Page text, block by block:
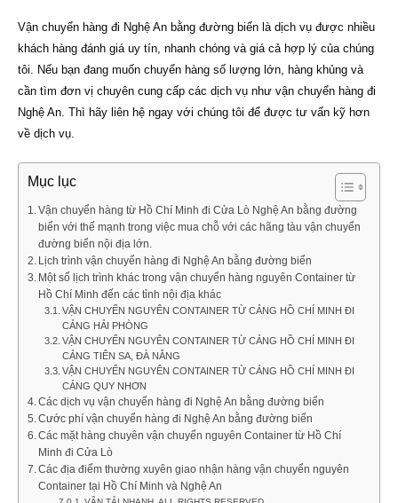
Vận chuyển hàng đi Nghệ An bằng đường biển là dịch vụ được nhiều
khách hàng đánh giá uy tín, nhanh chóng và giá cả hợp lý của chúng
tôi. Nếu bạn đang muốn chuyển hàng số lượng lớn, hàng khủng và
cần tìm đơn vị chuyên cung cấp các dịch vụ như vận chuyển hàng đi
Nghệ An. Thì hãy liên hệ ngay với chúng tôi để được tư vấn kỹ hơn
về dịch vụ.
Mục lục
Vận chuyển hàng từ Hồ Chí Minh đi Cửa Lò Nghệ An bằng đường
biển với thế mạnh trong việc mua chỗ với các hãng tàu vận chuyển
đường biển nội địa lớn.
Lịch trình vận chuyển hàng đi Nghệ An bằng đường biển
Một số lịch trình khác trong vận chuyển hàng nguyên Container từ
Hồ Chí Minh đến các tỉnh nội địa khác
VẬN CHUYỂN NGUYÊN CONTAINER TỪ CẢNG HỒ CHÍ MINH ĐI
CẢNG HẢI PHÒNG
VẬN CHUYỂN NGUYÊN CONTAINER TỪ CẢNG HỒ CHÍ MINH ĐI
CẢNG TIÊN SA, ĐÀ NẴNG
VẬN CHUYỂN NGUYÊN CONTAINER TỪ CẢNG HỒ CHÍ MINH ĐI
CẢNG QUY NHƠN
Các dịch vụ vận chuyển hàng đi Nghệ An bằng đường biển
Cước phí vận chuyển hàng đi Nghệ An bằng đường biển
Các mặt hàng chuyên vận chuyển nguyên Container từ Hồ Chí
Minh đi Cửa Lò
Các địa điểm thường xuyên giao nhận hàng vận chuyển nguyên
Container tại Hồ Chí Minh và Nghệ An